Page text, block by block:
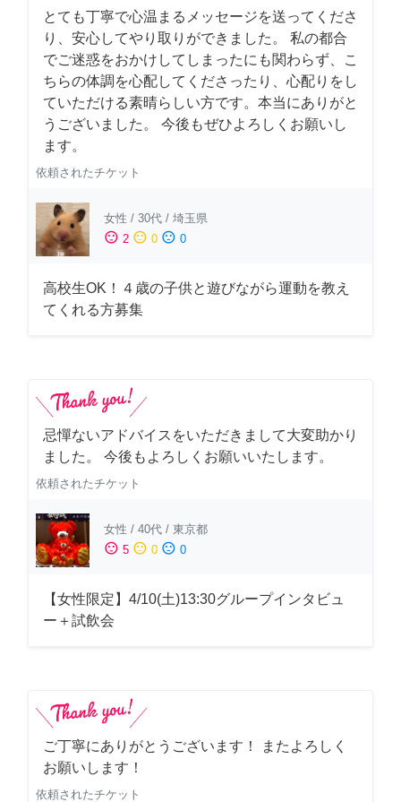
とても丁寧で心温まるメッセージを送ってくださ
り、安心してやり取りができました。 私の都合
でご迷惑をおかけしてしまったにも関わらず、こ
ちらの体調を心配してくださったり、心配りをし
ていただける素晴らしい方です。本当にありがと
うございました。 今後もぜひよろしくお願いし
ます。
依頼されたチケット
女性 / 30代 / 埼玉県
sentiment_satisfied 2 sentiment_neutral 0 sentiment_dissatisfied 0
高校生OK！４歳の子供と遊びながら運動を教え
てくれる方募集
忌憚ないアドバイスをいただきまして大変助かり
ました。 今後もよろしくお願いいたします。
依頼されたチケット
女性 / 40代 / 東京都
sentiment_satisfied 5 sentiment_neutral 0 sentiment_dissatisfied 0
【女性限定】4/10(土)13:30グループインタビュ
ー＋試飲会
ご丁寧にありがとうございます！ またよろしく
お願いします！
依頼されたチケット